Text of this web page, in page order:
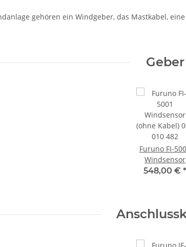
gehören ein Windgeber, das Mastkabel,
Geber
Furuno FI-
Windsensor
(ohne Kabel) 000
548,00 € *